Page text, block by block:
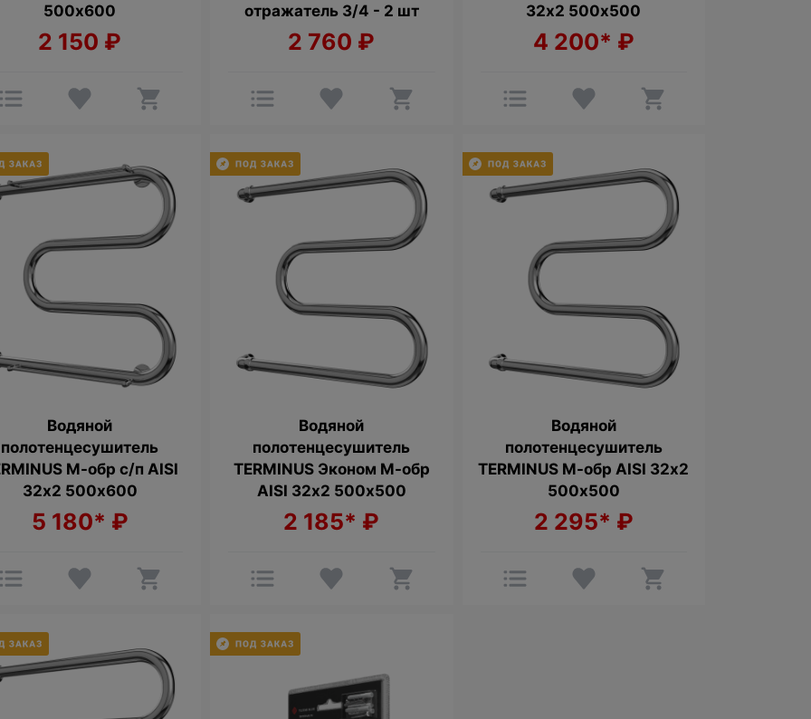
500х600
2 150 ₽
отражатель 3/4 - 2 шт
2 760 ₽
32х2 500х500
4 200* ₽
Водяной
полотенцесушитель
М-обр с/п AISI
32х2 500х600
5 180* ₽
Водяной
полотенцесушитель
TERMINUS Эконом М-обр
AISI 32х2 500х500
2 185* ₽
Водяной
полотенцесушитель
TERMINUS М-обр AISI 32х2
500х500
2 295* ₽